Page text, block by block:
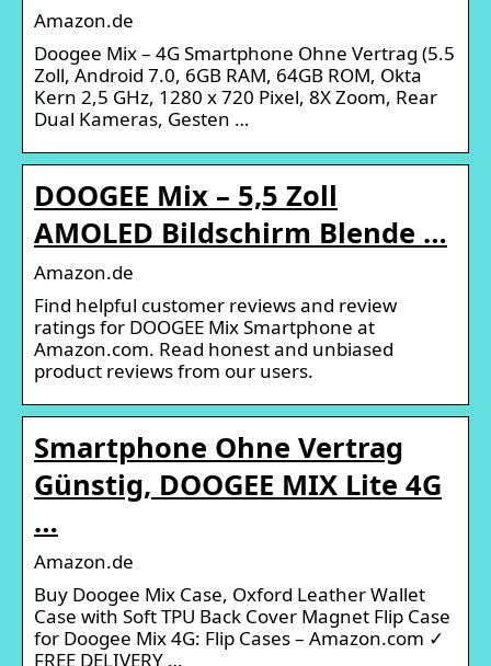
Amazon.de
Doogee Mix – 4G Smartphone Ohne Vertrag (5.5
Zoll, Android 7.0, 6GB RAM, 64GB ROM, Okta
Kern 2,5 GHz, 1280 x 720 Pixel, 8X Zoom, Rear
Dual Kameras, Gesten …
DOOGEE Mix – 5,5 Zoll
AMOLED Bildschirm Blende …
Amazon.de
Find helpful customer reviews and review
ratings for DOOGEE Mix Smartphone at
Amazon.com. Read honest and unbiased
product reviews from our users.
Smartphone Ohne Vertrag
Günstig, DOOGEE MIX Lite 4G
…
Amazon.de
Buy Doogee Mix Case, Oxford Leather Wallet
Case with Soft TPU Back Cover Magnet Flip Case
for Doogee Mix 4G: Flip Cases – Amazon.com ✓
FREE DELIVERY …